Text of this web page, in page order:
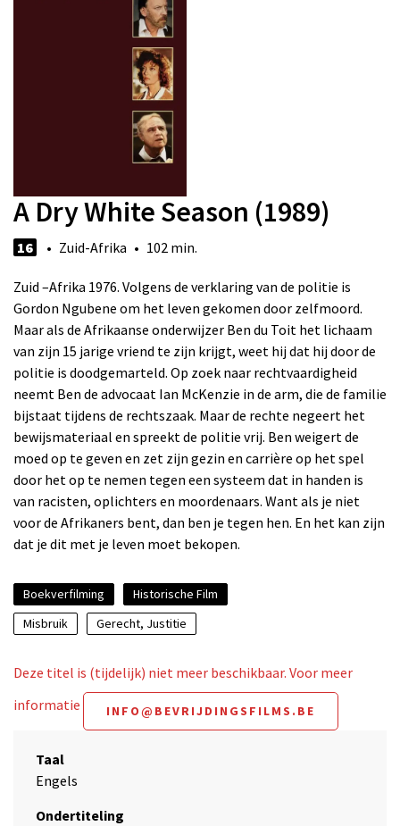
A Dry White Season (1989)
16 • Zuid-Afrika • 102 min.
Zuid –Afrika 1976. Volgens de verklaring van de politie is
Gordon Ngubene om het leven gekomen door zelfmoord.
Maar als de Afrikaanse onderwijzer Ben du Toit het lichaam
van zijn 15 jarige vriend te zijn krijgt, weet hij dat hij door de
politie is doodgemarteld. Op zoek naar rechtvaardigheid
neemt Ben de advocaat Ian McKenzie in de arm, die de familie
bijstaat tijdens de rechtszaak. Maar de rechte negeert het
bewijsmateriaal en spreekt de politie vrij. Ben weigert de
moed op te geven en zet zijn gezin en carrière op het spel
door het op te nemen tegen een systeem dat in handen is
van racisten, oplichters en moordenaars. Want als je niet
voor de Afrikaners bent, dan ben je tegen hen. En het kan zijn
dat je dit met je leven moet bekopen.
Boekverfilming
Historische Film
Misbruik
Gerecht, Justitie
Deze titel is (tijdelijk) niet meer beschikbaar. Voor meer
informatie
INFO@BEVRIJDINGSFILMS.BE
Taal
Engels
Ondertiteling